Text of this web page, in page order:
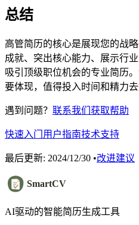
总结
高管简历的核心是展现您的战
成就、突出核心能力、展示行
吸引顶级职位机会的专业简历
要体现，值得投入时间和精力去
遇到问题？ 联系我们获取帮助
快速入门 用户指南技术支持
最后更新: 2024/12/30 •改进建议
SmartCV
AI驱动的智能简历生成工具